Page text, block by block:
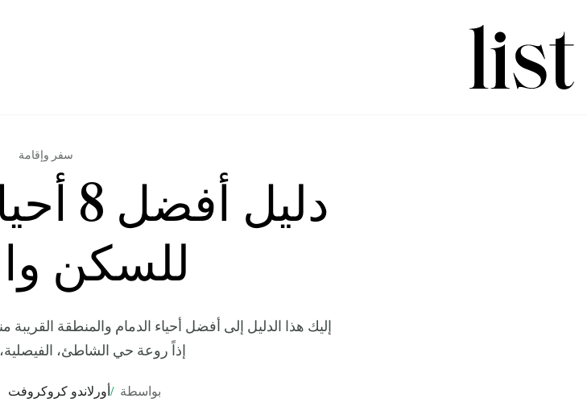
سفر وإقامة
دليل
للسكن
إليك هذا الدليل إلى أفضل أحياء الدمام والمنطقة
إذاً روعة حي الشاطئ، الفيصلية،
بواسطة / أورلاندو كروكروفت